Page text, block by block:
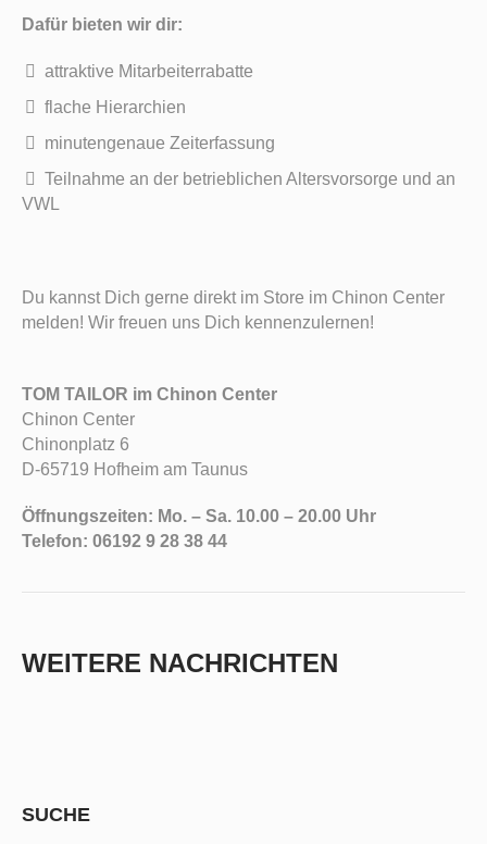
Dafür bieten wir dir:
attraktive Mitarbeiterrabatte
flache Hierarchien
minutengenaue Zeiterfassung
Teilnahme an der betrieblichen Altersvorsorge und an
VWL
Du kannst Dich gerne direkt im Store im Chinon Center
melden! Wir freuen uns Dich kennenzulernen!
TOM TAILOR im Chinon Center
Chinon Center
Chinonplatz 6
D-65719 Hofheim am Taunus
Öffnungszeiten: Mo. – Sa. 10.00 – 20.00 Uhr
Telefon: 06192 9 28 38 44
WEITERE NACHRICHTEN
SUCHE